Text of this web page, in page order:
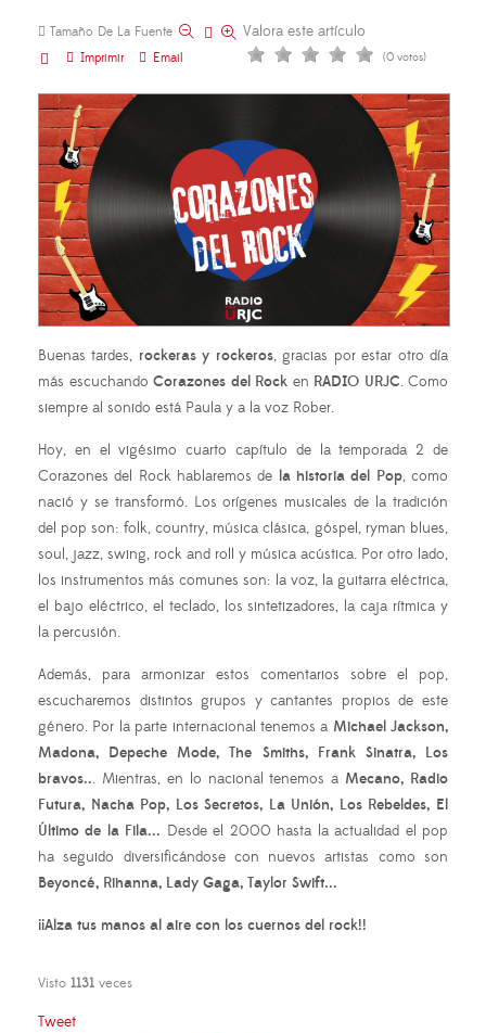
Tamaño De La Fuente
Imprimir
Email
Valora este artículo
(0 votos)
Buenas tardes, rockeras y rockeros, gracias por estar otro día
más escuchando Corazones del Rock en RADIO URJC. Como
siempre al sonido está Paula y a la voz Rober.
Hoy, en el vigésimo cuarto capítulo de la temporada 2 de
Corazones del Rock hablaremos de la historia del Pop, como
nació y se transformó. Los orígenes musicales de la tradición
del pop son: folk, country, música clásica, góspel, ryman blues,
soul, jazz, swing, rock and roll y música acústica. Por otro lado,
los instrumentos más comunes son: la voz, la guitarra eléctrica,
el bajo eléctrico, el teclado, los sintetizadores, la caja rítmica y
la percusión.
Además, para armonizar estos comentarios sobre el pop,
escucharemos distintos grupos y cantantes propios de este
género. Por la parte internacional tenemos a Michael Jackson,
Madona, Depeche Mode, The Smiths, Frank Sinatra, Los
bravos... Mientras, en lo nacional tenemos a Mecano, Radio
Futura, Nacha Pop, Los Secretos, La Unión, Los Rebeldes, El
Último de la Fila... Desde el 2000 hasta la actualidad el pop
ha seguido diversificándose con nuevos artistas como son
Beyoncé, Rihanna, Lady Gaga, Taylor Swift...
¡¡Alza tus manos al aire con los cuernos del rock!!
Visto 1131 veces
Tweet